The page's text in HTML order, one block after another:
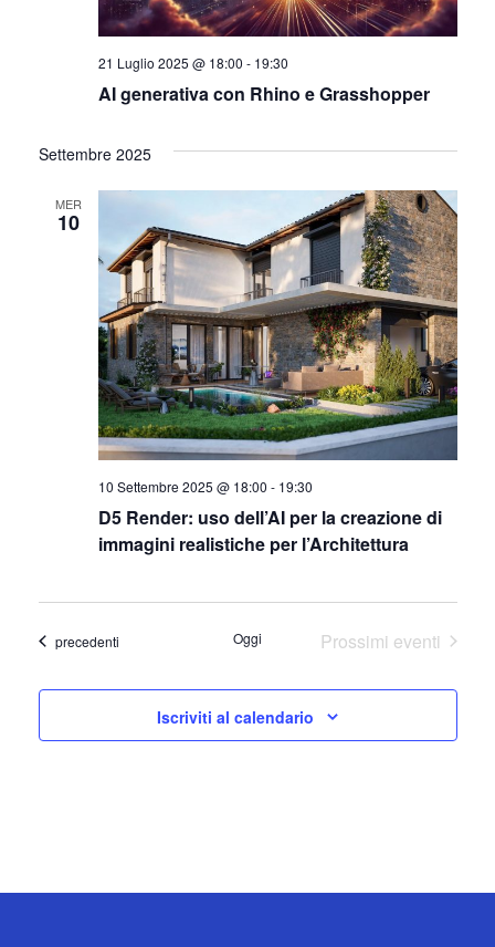
AI generativa con Rhino e Grasshopper
21 Luglio 2025 @ 18:00 - 19:30
Settembre 2025
MER
10
D5 Render: uso dell’AI per la creazione di
immagini realistiche per l’Architettura
10 Settembre 2025 @ 18:00 - 19:30
Eventi
precedenti Oggi Prossimi eventi
Iscriviti al calendario